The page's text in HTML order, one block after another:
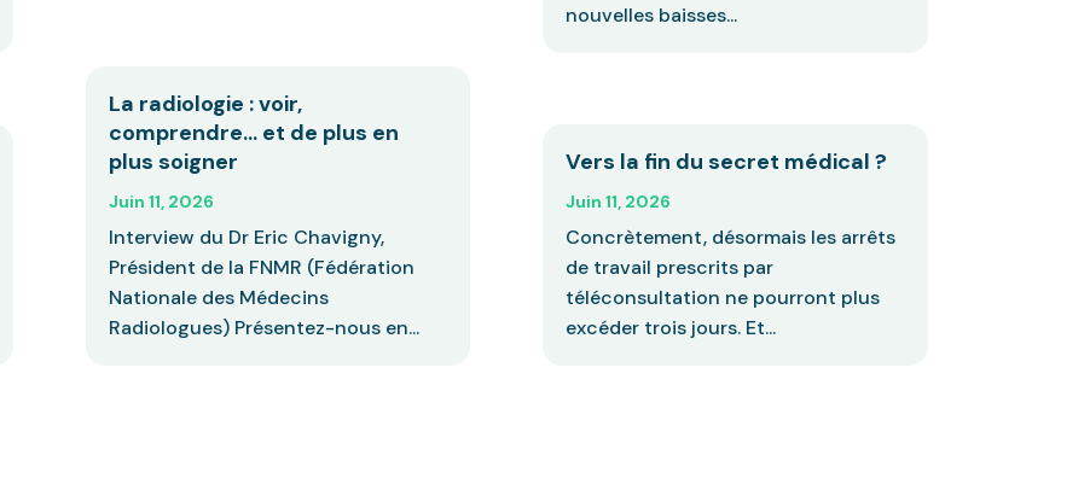
La radiologie : voir,
comprendre… et de plus en
plus soigner
Juin 11, 2026
Interview du Dr Eric Chavigny,
Président de la FNMR (Fédération
Nationale des Médecins
Radiologues) Présentez-nous en...
nouvelles baisses...
Vers la fin du secret médical ?
Juin 11, 2026
Concrètement, désormais les arrêts
de travail prescrits par
téléconsultation ne pourront plus
excéder trois jours. Et...